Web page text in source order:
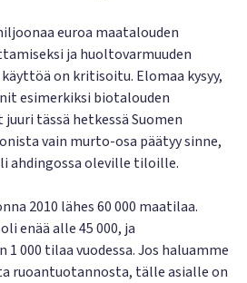
euroa maatalouden
ja huoltovarmuuden
on kritisoitu. Elomaa kysyy,
esimerkiksi biotalouden
tässä hetkessä Suomen
vain murto-osa päätyy sinne,
ahdingossa oleville tiloille.
2010 lähes 60 000 maatilaa.
enää alle 45 000, ja
000 tilaa vuodessa. Jos haluamme
ruoantuotannosta, tälle asialle on